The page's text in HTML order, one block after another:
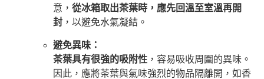
意， 從冰箱取出茶葉時，應先回溫至室溫再開
封 ，以避免水氣凝結。
避免異味：
茶葉具有很強的吸附性 ，容易吸收周圍的異味。
因此，應將茶葉與氣味強烈的物品隔離開，如香